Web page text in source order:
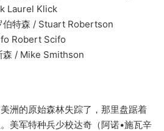
Klick
/ Stuart Robertson
Scifo
Smithson
的原始森林失踪了，那里盘踞着
美军特种兵少校达奇（阿诺•施瓦辛